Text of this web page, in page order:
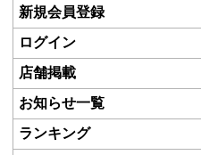
新規会員登録
ログイン
店舗掲載
お知らせ一覧
ランキング